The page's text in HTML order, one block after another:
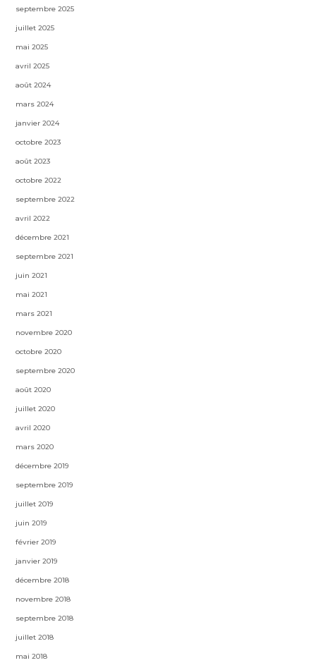
septembre 2025
juillet 2025
mai 2025
avril 2025
août 2024
mars 2024
janvier 2024
octobre 2023
août 2023
octobre 2022
septembre 2022
avril 2022
décembre 2021
septembre 2021
juin 2021
mai 2021
mars 2021
novembre 2020
octobre 2020
septembre 2020
août 2020
juillet 2020
avril 2020
mars 2020
décembre 2019
septembre 2019
juillet 2019
juin 2019
février 2019
janvier 2019
décembre 2018
novembre 2018
septembre 2018
juillet 2018
mai 2018